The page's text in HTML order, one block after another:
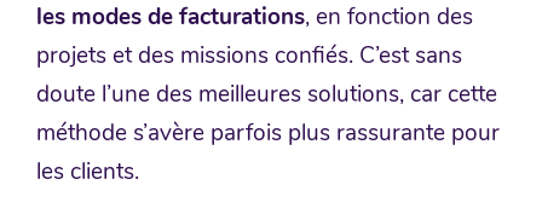
les modes de facturations, en fonction des
projets et des missions confiés. C’est sans
doute l’une des meilleures solutions, car cette
méthode s’avère parfois plus rassurante pour
les clients.